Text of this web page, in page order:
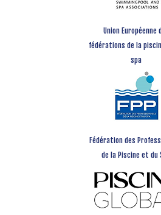
Union Européenne
fédérations de la
spa
Fédération des
de la Piscine et du